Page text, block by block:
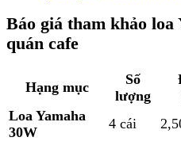
Báo giá tham khảo loa
quán cafe
Hạng mục
Số
lượng
Loa Yamaha
30W
4 cái